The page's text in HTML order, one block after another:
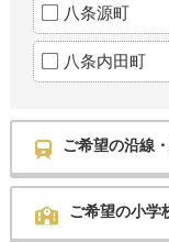
八条源町
八条内田町
ご希望の沿線
ご希望の小学